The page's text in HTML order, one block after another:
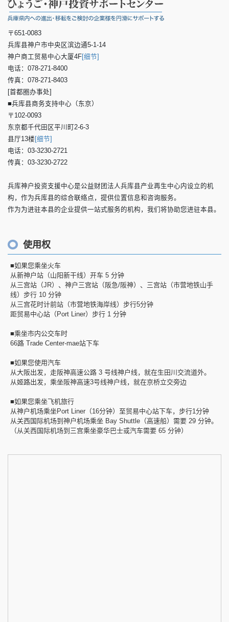
〒651-0083
兵库县神户市中央区滨边通5-1-14
神户商工贸易中心大厦4F [细节]
电话：078-271-8400
传真：078-271-8403
[首都圈办事处]
■兵库县商务支持中心（东京）
〒102-0093
东京都千代田区平川町2-6-3
县厅13楼 [细节]
电话：03-3230-2721
传真：03-3230-2722
兵库神户投资支援中心是公益财团法人兵库县产业再生中心内设立的机
构，作为兵库县的综合联络点，提供位置信息和咨询服务。
作为为进驻本县的企业提供一站式服务的机构，我们将协助您进驻本县。
使用权
■如果您乘坐火车
从新神户站（山阳新干线）开车 5 分钟
从三宫站（JR）、神户三宫站（阪急/阪神）、三宫站（市营地铁山手
线）步行 10 分钟
从三宫花时计前站（市营地铁海岸线）步行5分钟
距贸易中心站（Port Liner）步行 1 分钟
■乘坐市内公交车时
66路 Trade Center-mae站下车
■如果您使用汽车
从大阪出发，走阪神高速公路 3 号线神户线，就在生田川交流道外。
从姬路出发，乘坐阪神高速3号线神户线，就在京桥立交旁边
■如果您乘坐飞机旅行
从神户机场乘坐Port Liner（16分钟）至贸易中心站下车，步行1分钟
从关西国际机场到神户机场乘坐 Bay Shuttle（高速船）需要 29 分钟。
（从关西国际机场到三宫乘坐豪华巴士或汽车需要 65 分钟）